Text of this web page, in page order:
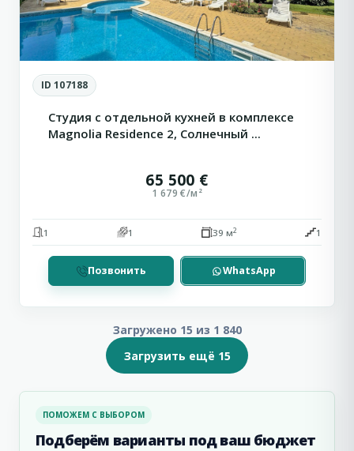
ID 107188
Студия с отдельной кухней в комплексе
Magnolia Residence 2, Солнечный ...
65 500 €
1 679 €/м²
1 1 39 м2 1
Позвонить WhatsApp
Загружено 15 из 1 840
Загрузить ещё 15
ПОМОЖЕМ С ВЫБОРОМ
Подберём варианты под ваш бюджет